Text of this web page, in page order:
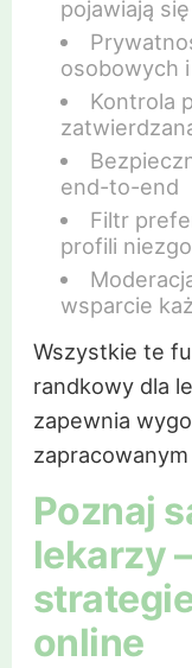
pojawiają
osobowych
Kontrola
end-to-end
Filtr
profili
wsparcie
Wszystkie te
randkowy dla
zapewnia
Poznaj
lekarzy
online